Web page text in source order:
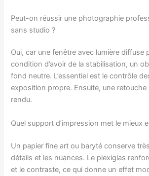
Peut-on réussir une photographie
sans studio ?
Oui, car une fenêtre avec lumière diffuse
condition d’avoir de la stabilisation, un
fond neutre. L’essentiel est le contrôle
exposition propre. Ensuite, une retouche
rendu.
Quel support d’impression met le mieux
Un papier fine art ou baryté conserve
détails et les nuances. Le plexiglas
et le contraste, ce qui donne un effet